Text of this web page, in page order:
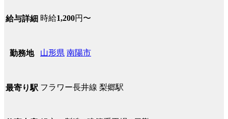
給与詳細 時給1,200円〜
勤務地 山形県 南陽市
最寄り駅 フラワー長井線 梨郷駅